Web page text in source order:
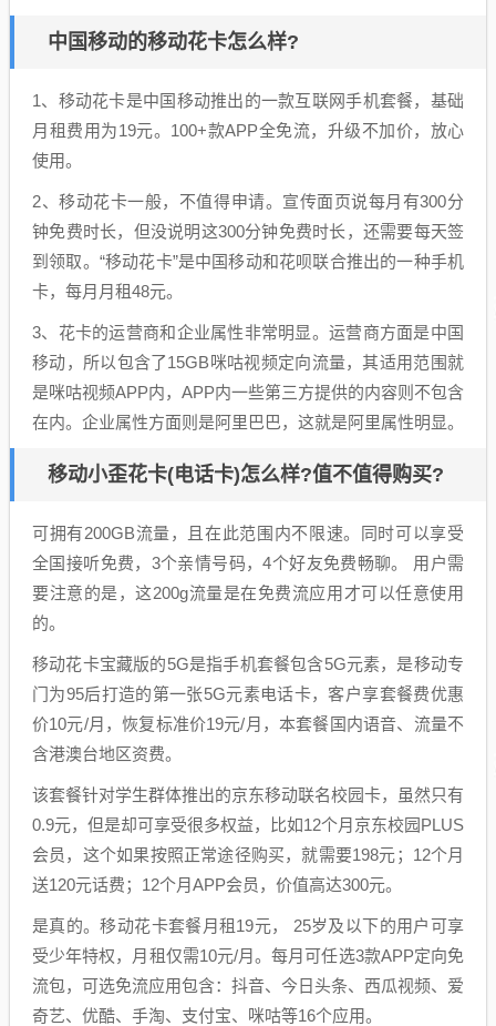
中国移动的移动花卡怎么样?
1、移动花卡是中国移动推出的一款互联网手机套餐，基础
月租费用为19元。100+款APP全免流，升级不加价，放心
使用。
2、移动花卡一般，不值得申请。宣传面页说每月有300分
钟免费时长，但没说明这300分钟免费时长，还需要每天签
到领取。“移动花卡”是中国移动和花呗联合推出的一种手机
卡，每月月租48元。
3、花卡的运营商和企业属性非常明显。运营商方面是中国
移动，所以包含了15GB咪咕视频定向流量，其适用范围就
是咪咕视频APP内，APP内一些第三方提供的内容则不包含
在内。企业属性方面则是阿里巴巴，这就是阿里属性明显。
移动小歪花卡(电话卡)怎么样?值不值得购买?
可拥有200GB流量，且在此范围内不限速。同时可以享受
全国接听免费，3个亲情号码，4个好友免费畅聊。 用户需
要注意的是，这200g流量是在免费流应用才可以任意使用
的。
移动花卡宝藏版的5G是指手机套餐包含5G元素，是移动专
门为95后打造的第一张5G元素电话卡，客户享套餐费优惠
价10元/月，恢复标准价19元/月，本套餐国内语音、流量不
含港澳台地区资费。
该套餐针对学生群体推出的京东移动联名校园卡，虽然只有
0.9元，但是却可享受很多权益，比如12个月京东校园PLUS
会员，这个如果按照正常途径购买，就需要198元；12个月
送120元话费；12个月APP会员，价值高达300元。
是真的。移动花卡套餐月租19元， 25岁及以下的用户可享
受少年特权，月租仅需10元/月。每月可任选3款APP定向免
流包，可选免流应用包含：抖音、今日头条、西瓜视频、爱
奇艺、优酷、手淘、支付宝、咪咕等16个应用。